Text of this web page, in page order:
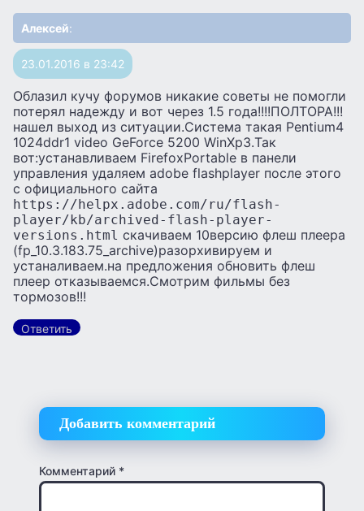
Алексей:
23.01.2016 в 23:42
Облазил кучу форумов никакие советы не помогли
потерял надежду и вот через 1.5 года!!!!ПОЛТОРА!!!
нашел выход из ситуации.Система такая Pentium4
1024ddr1 video GeForce 5200 WinXp3.Так
вот:устанавливаем FirefoxPortable в панели
управления удаляем adobe flashplayer после этого
с официального сайта
https://helpx.adobe.com/ru/flash-
player/kb/archived-flash-player-
versions.html скачиваем 10версию флеш плеера
(fp_10.3.183.75_archive)разорхивируем и
устаналиваем.на предложения обновить флеш
плеер отказываемся.Смотрим фильмы без
тормозов!!!
Ответить
Добавить комментарий
Комментарий *